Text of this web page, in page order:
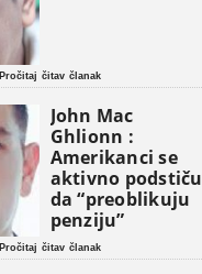
Pročitaj čitav članak
John Mac
Ghlionn :
Amerikanci se
aktivno podstiču
da “preoblikuju
penziju”
Pročitaj čitav članak